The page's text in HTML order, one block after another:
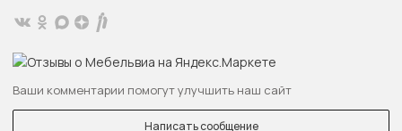
Ваши комментарии помогут улучшить наш сайт
Написать сообщение